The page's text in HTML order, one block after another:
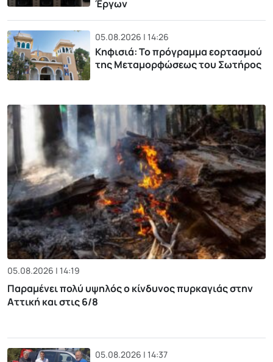
Έργων
05.08.2026 | 14:26
Κηφισιά: Το πρόγραμμα εορτασμού
της Μεταμορφώσεως του Σωτήρος
05.08.2026 | 14:19
Παραμένει πολύ υψηλός ο κίνδυνος πυρκαγιάς στην
Αττική και στις 6/8
05.08.2026 | 14:37